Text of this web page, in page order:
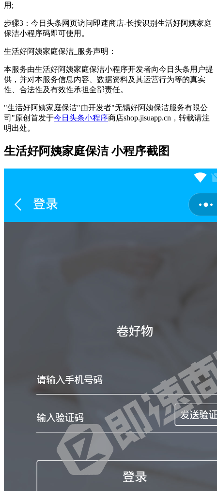
用;
步骤3：今日头条网页访问即速商店-长按识别生活好阿姨家庭
保洁小程序码即可使用。
生活好阿姨家庭保洁_服务声明：
本服务由生活好阿姨家庭保洁小程序开发者向今日头条用户提
供，并对本服务信息内容、数据资料及其运营行为等的真实
性、合法性及有效性承担全部责任。
"生活好阿姨家庭保洁"由开发者"无锡好阿姨保洁服务有限公
司"原创首发于今日头条小程序商店shop.jisuapp.cn，转载请注
明出处。
生活好阿姨家庭保洁 小程序截图